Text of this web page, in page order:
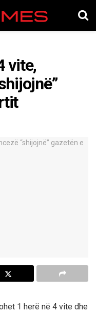
vite,
1 herë në 4 vite dhe